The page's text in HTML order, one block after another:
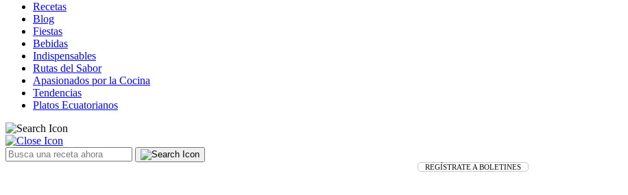
Recetas
Blog
Fiestas
Bebidas
Indispensables
Rutas del Sabor
Apasionados por la Cocina
Tendencias
Platos Ecuatorianos
REGÍSTRATE A BOLETINES